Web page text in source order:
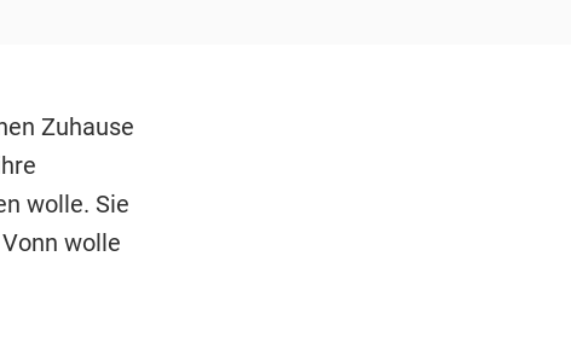
Zuhause
wolle. Sie
wolle